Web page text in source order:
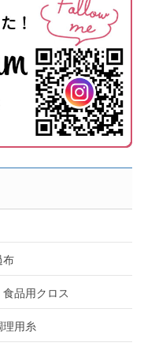
布
品用クロス
理用糸